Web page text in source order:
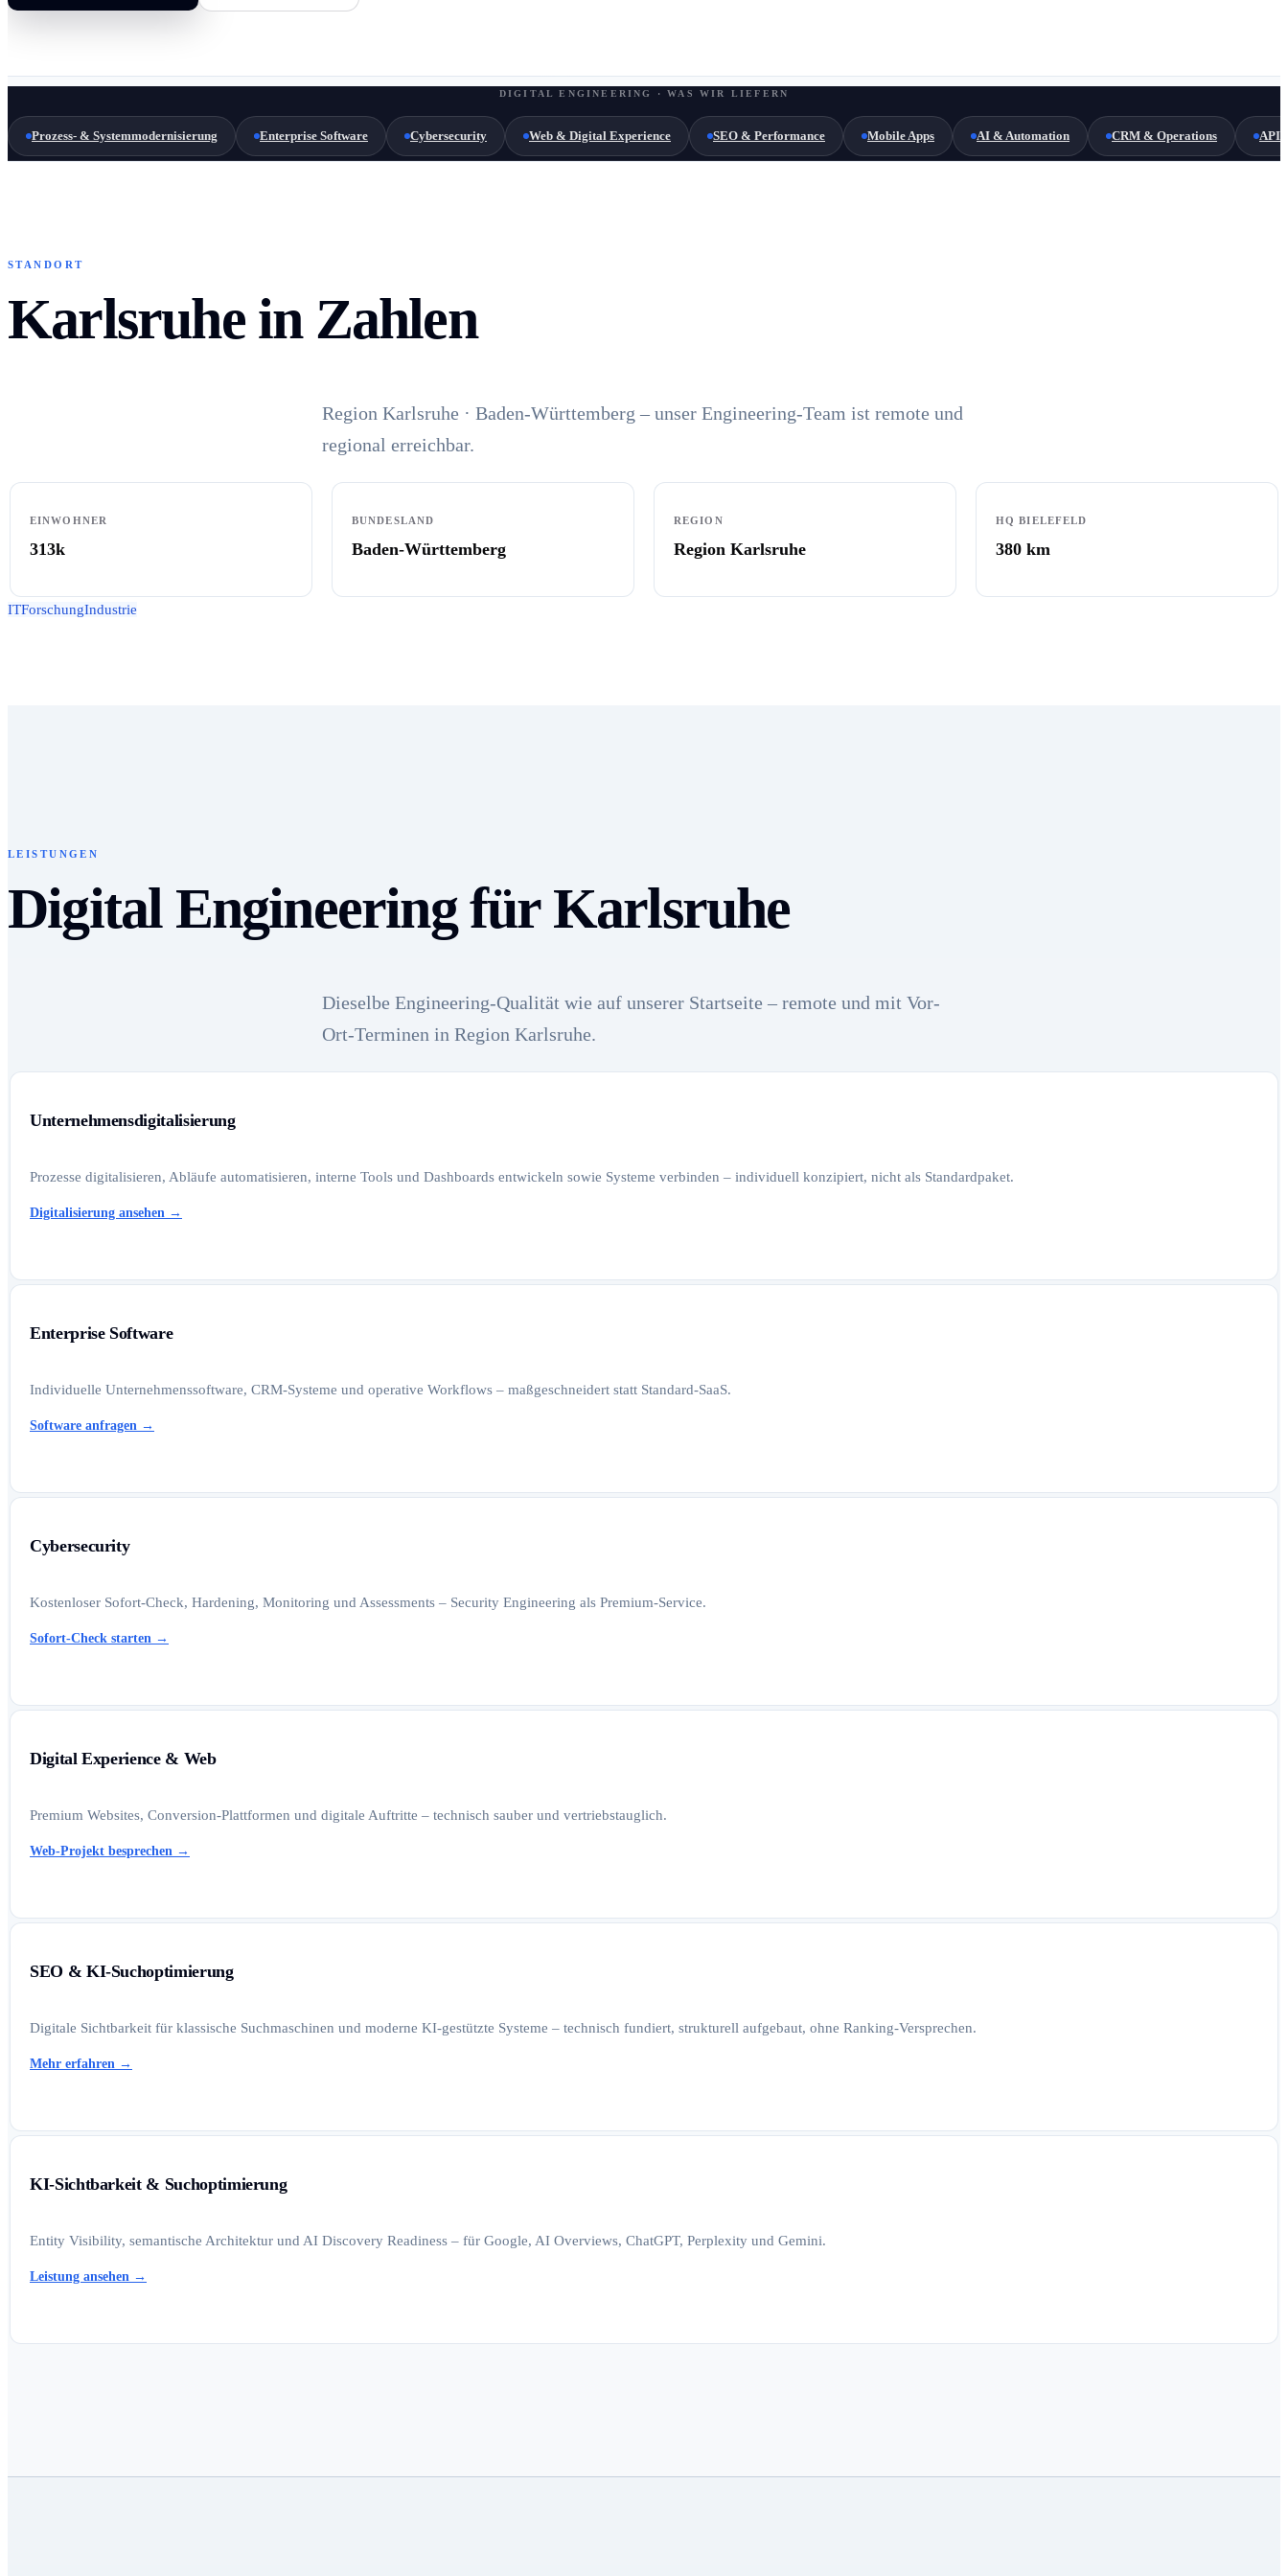
DIGITAL ENGINEERING · WAS WIR LIEFERN
Prozess- & Systemmodernisierung Enterprise Software Cybersecurity Web & Digital Experience SEO & Performance Mobile Apps AI & Automation CRM & Operations API
STANDORT
Karlsruhe in Zahlen
Region Karlsruhe · Baden-Württemberg – unser Engineering-Team ist remote und
regional erreichbar.
EINWOHNER
313k
BUNDESLAND
Baden-Württemberg
REGION
Region Karlsruhe
HQ BIELEFELD
380 km
ITForschungIndustrie
LEISTUNGEN
Digital Engineering für Karlsruhe
Dieselbe Engineering-Qualität wie auf unserer Startseite – remote und mit Vor-
Ort-Terminen in Region Karlsruhe.
Unternehmensdigitalisierung
Prozesse digitalisieren, Abläufe automatisieren, interne Tools und Dashboards entwickeln sowie Systeme verbinden – individuell konzipiert, nicht als Standardpaket.
Digitalisierung ansehen →
Enterprise Software
Individuelle Unternehmenssoftware, CRM-Systeme und operative Workflows – maßgeschneidert statt Standard-SaaS.
Software anfragen →
Cybersecurity
Kostenloser Sofort-Check, Hardening, Monitoring und Assessments – Security Engineering als Premium-Service.
Sofort-Check starten →
Digital Experience & Web
Premium Websites, Conversion-Plattformen und digitale Auftritte – technisch sauber und vertriebstauglich.
Web-Projekt besprechen →
SEO & KI-Suchoptimierung
Digitale Sichtbarkeit für klassische Suchmaschinen und moderne KI-gestützte Systeme – technisch fundiert, strukturell aufgebaut, ohne Ranking-Versprechen.
Mehr erfahren →
KI-Sichtbarkeit & Suchoptimierung
Entity Visibility, semantische Architektur und AI Discovery Readiness – für Google, AI Overviews, ChatGPT, Perplexity und Gemini.
Leistung ansehen →